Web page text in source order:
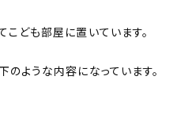
こども部屋に置いています。
ような内容になっています。